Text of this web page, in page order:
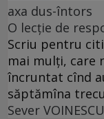
axa dus-întors
O lecție de
Scriu pentru
mai mulți, care
încruntat cînd
săptămîna
Sever VOINESCU